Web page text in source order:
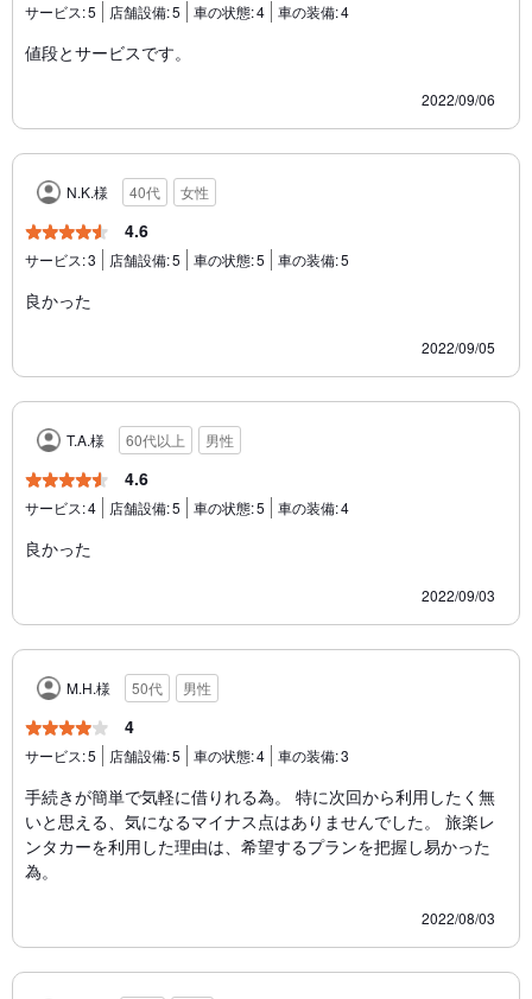
サービス:5 店舗設備:5 車の状態:4 車の装備:4
値段とサービスです。
2022/09/06
N.K.様 40代 女性
4.6
サービス:3 店舗設備:5 車の状態:5 車の装備:5
良かった
2022/09/05
T.A.様 60代以上 男性
4.6
サービス:4 店舗設備:5 車の状態:5 車の装備:4
良かった
2022/09/03
M.H.様 50代 男性
4
サービス:5 店舗設備:5 車の状態:4 車の装備:3
手続きが簡単で気軽に借りれる為。 特に次回から利用したく無
いと思える、気になるマイナス点はありませんでした。 旅楽レ
ンタカーを利用した理由は、希望するプランを把握し易かった
為。
2022/08/03